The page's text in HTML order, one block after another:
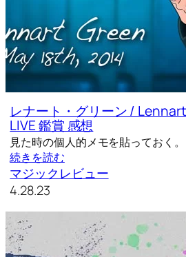
レナート・グリーン /
LIVE 鑑賞 感想
見た時の個人的メモを貼っておく
続きを読む
マジックレビュー
4.28.23